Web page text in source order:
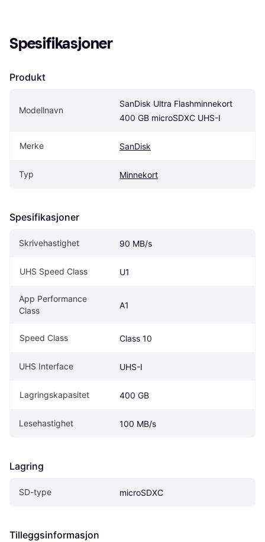
Spesifikasjoner
Produkt
Modellnavn
SanDisk Ultra Flashminnekort
400 GB microSDXC UHS-I
Merke SanDisk
Typ Minnekort
Spesifikasjoner
Skrivehastighet 90 MB/s
UHS Speed Class U1
App Performance
Class
A1
Speed Class Class 10
UHS Interface UHS-I
Lagringskapasitet 400 GB
Lesehastighet 100 MB/s
Lagring
SD-type microSDXC
Tilleggsinformasjon